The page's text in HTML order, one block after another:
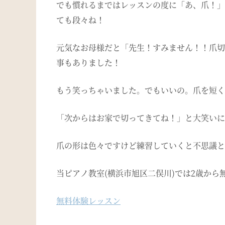
でも慣れるまではレッスンの度に「あ、爪！
ても段々ね！
元気なお母様だと「先生！すみません！！爪
事もありました！
もう笑っちゃいました。でもいいの。爪を短
「次からはお家で切ってきてね！」と大笑い
爪の形は色々ですけど練習していくと不思議
当ピアノ教室(横浜市旭区二俣川)では2歳か
無料体験レッスン